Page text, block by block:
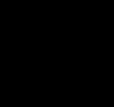
мёда, про